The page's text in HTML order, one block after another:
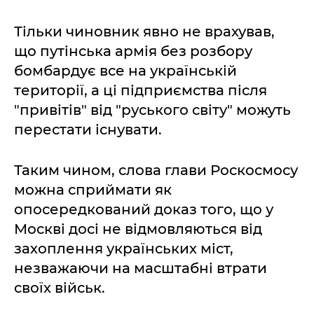
Тільки чиновник явно не врахував,
що путінська армія без розбору
бомбардує все на українській
території, а ці підприємства після
"привітів" від "руського світу" можуть
перестати існувати.
Таким чином, слова глави Роскосмосу
можна сприймати як
опосередкований доказ того, що у
Москві досі не відмовляються від
захоплення українських міст,
незважаючи на масштабні втрати
своїх військ.